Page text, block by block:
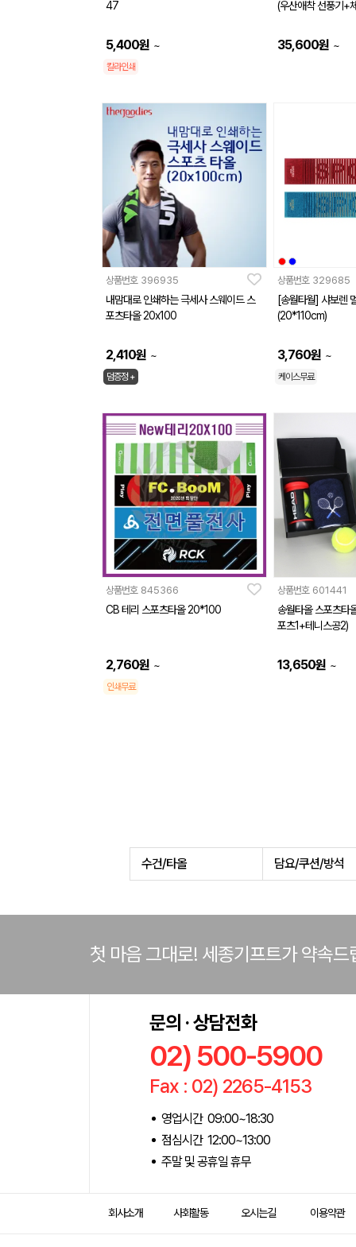
47
5,400원 ~
칼라인쇄
(우산애착 선풍기+
35,600원 ~
상품번호 396935
내맘대로 인쇄하는 극세사 스웨이드 스
포츠타올 20x100
2,410원 ~
덤증정 +
상품번호 329685
[송월타월] 샤보렌
(20*110cm)
3,760원 ~
케이스무료
상품번호 845366
CB 테리 스포츠타올 20*100
2,760원 ~
인쇄무료
상품번호 601441
송월타올 스포츠타
포츠1+테니스공2)
13,650원 ~
수건/타올 담요/쿠션/방석
첫 마음 그대로! 세종기프트가 약속드
문의 · 상담전화
02) 500-5900
Fax : 02) 2265-4153
영업시간 09:00~18:30
점심시간 12:00~13:00
주말 및 공휴일 휴무
회사소개 사회활동 오시는길 이용약관